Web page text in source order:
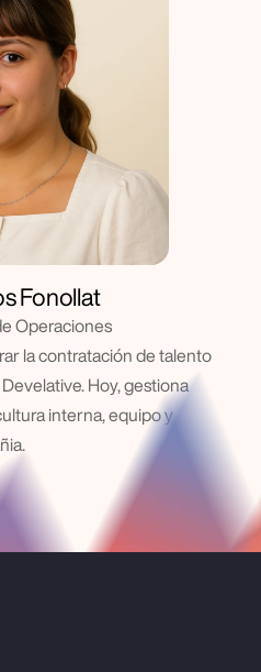
Fonollat
Operaciones
la contratación de talento
Hoy, gestiona
interna, equipo y